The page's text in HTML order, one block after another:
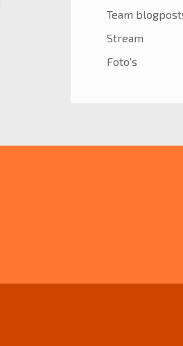
Team
Stream
Foto's